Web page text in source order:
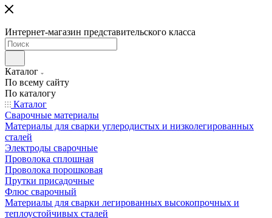
Интернет-магазин представительского класса
Каталог
По всему сайту
По каталогу
Каталог
Сварочные материалы
Материалы для сварки углеродистых и низколегированных
сталей
Электроды сварочные
Проволока сплошная
Проволока порошковая
Прутки присадочные
Флюс сварочный
Материалы для сварки легированных высокопрочных и
теплоустойчивых сталей